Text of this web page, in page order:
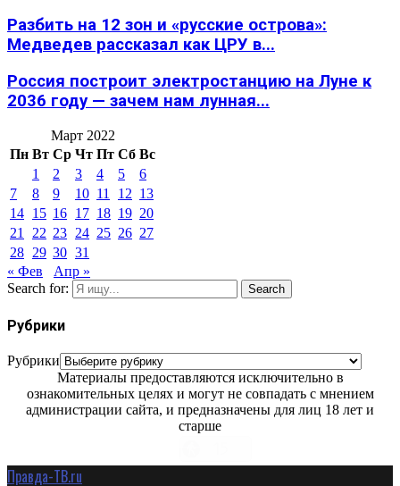
Разбить на 12 зон и «русские острова»:
Медведев рассказал как ЦРУ в...
Россия построит электростанцию на Луне к
2036 году — зачем нам лунная...
Март 2022
Пн Вт Ср Чт Пт Сб Вс
1
2 3 4 5
6
7
8 9 10 11 12 13
14 15 16 17 18 19 20
21
22 23 24 25 26 27
28 29 30 31
« Фев
Апр »
Search for:
Search
Рубрики
Рубрики
Материалы предоставляются исключительно в
ознакомительных целях и могут не совпадать с мнением
администрации сайта, и предназначены для лиц 18 лет и
старше
Правда-ТВ.ru